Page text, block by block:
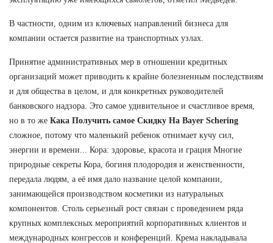
В частности, одним из ключевых направлений бизнеса для
компании остается развитие на транспортных узлах.
Принятие административных мер в отношении кредитных
организаций может приводить к крайне болезненным последствиям
и для общества в целом, и для конкретных руководителей
банковского надзора. Это самое удивительное и счастливое время,
но в то же Кака Получить самое Скидку На Bayer Schering
сложное, потому что маленький ребенок отнимает кучу сил,
энергии и времени... Кора: здоровье, красота и грация Многие
природные секреты Кора, богиня плодородия и женственности,
передала людям, а её имя дало название целой компании,
занимающейся производством косметики из натуральных
компонентов. Столь серьезный рост связан с проведением ряда
крупных комплексных мероприятий корпоративных клиентов и
международных конгрессов и конференций. Крема накладывала